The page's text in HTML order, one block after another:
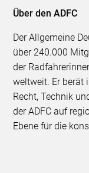
Über den ADFC
Der Allgemeine
über 240.000
der
weltweit. Er berät
Recht, Technik
der ADFC auf
Ebene für die